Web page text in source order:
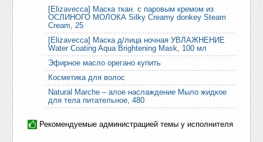
[Elizavecca] Маска ткан. с паровым кремом из
ОСЛИНОГО МОЛОКА Silky Creamy donkey Steam
Cream, 25
[Elizavecca] Маска д/лица ночная УВЛАЖНЕНИЕ
Water Coating Aqua Brightening Mask, 100 мл
Эфирное масло орегано купить
Косметика для волос
Natural Marche – алое наслаждение Мыло жидкое
для тела питательное, 480
Рекомендуемые администрацией темы у исполнителя